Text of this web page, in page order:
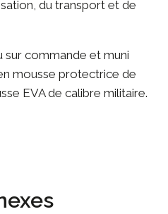
du transport et de
commande et muni
mousse protectrice de
EVA de calibre militaire.